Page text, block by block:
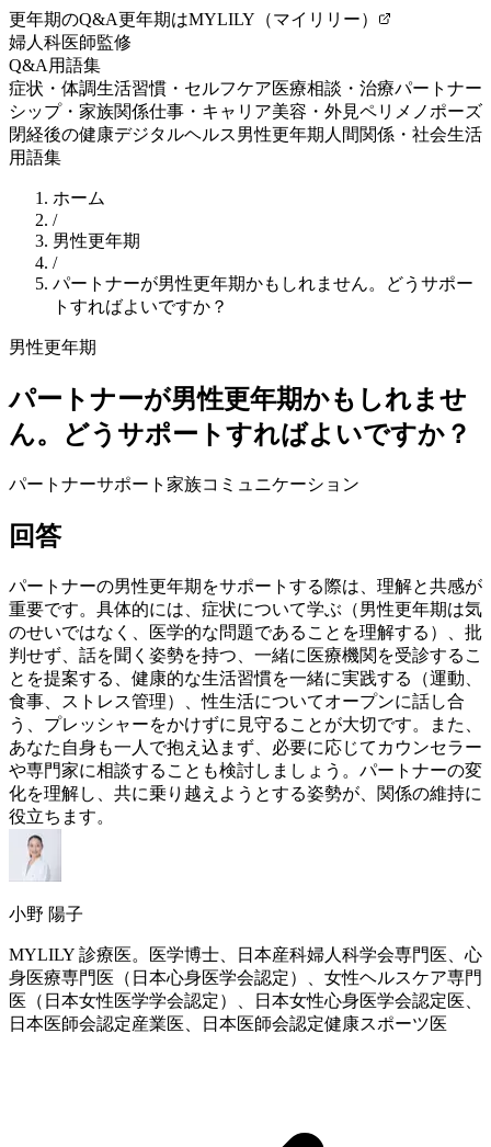
更年期のQ&A更年期はMYLILY（マイリリー）
婦人科医師監修
Q&A 用語集
症状・体調生活習慣・セルフケア医療相談・治療パートナー
シップ・家族関係仕事・キャリア美容・外見ペリメノポーズ
閉経後の健康デジタルヘルス男性更年期 人間関係・社会生活
用語集
ホーム
/
男性更年期
/
パートナーが男性更年期かもしれません。どうサポー
トすればよいですか？
男性更年期
パートナーが男性更年期かもしれませ
ん。どうサポートすればよいですか？
パートナーサポート 家族コミュニケーション
回答
パートナーの男性更年期 をサポートする際は、理解と共感が
重要です。具体的には、症状について学ぶ（男性更年期は気
のせいではなく、医学的な問題であることを理解する）、批
判せず、話を聞く姿勢を持つ、一緒に医療機関を受診するこ
とを提案する、健康的な生活習慣を一緒に実践する（運動、
食事、ストレス管理）、性生活についてオープンに話し合
う、プレッシャーをかけずに見守ることが大切です。また、
あなた自身も一人で抱え込まず、必要に応じてカウンセラー
や専門家に相談することも検討しましょう。パートナーの変
化を理解し、共に乗り越えようとする姿勢が、関係の維持に
役立ちます。
小野 陽子
MYLILY 診療医。医学博士、日本産科婦人科学会専門医、心
身医療専門医（日本心身医学会認定）、女性ヘルスケア専門
医（日本女性医学学会認定）、日本女性心身医学会認定医、
日本医師会認定産業医、日本医師会認定健康スポーツ医